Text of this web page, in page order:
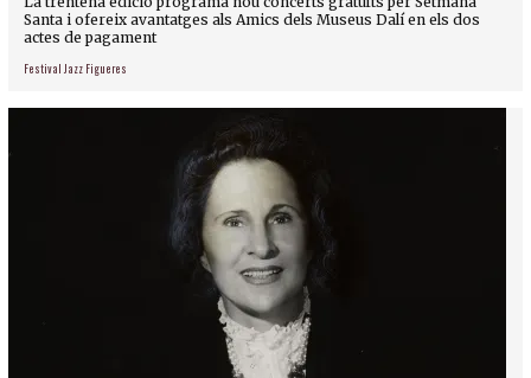
Santa i ofereix avantatges als Amics dels Museus Dalí en els dos
actes de pagament
Festival Jazz Figueres